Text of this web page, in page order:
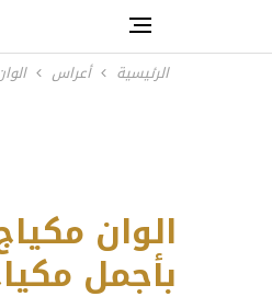
الرئيسية أعراس
الوان
بأجمل